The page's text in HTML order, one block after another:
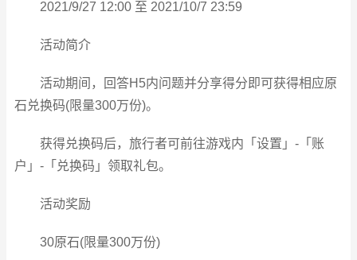
2021/9/27 12:00 至 2021/10/7 23:59
活动简介
活动期间，回答H5内问题并分享得分即可获得相应原
石兑换码(限量300万份)。
获得兑换码后，旅行者可前往游戏内「设置」-「账
户」-「兑换码」领取礼包。
活动奖励
30原石(限量300万份)